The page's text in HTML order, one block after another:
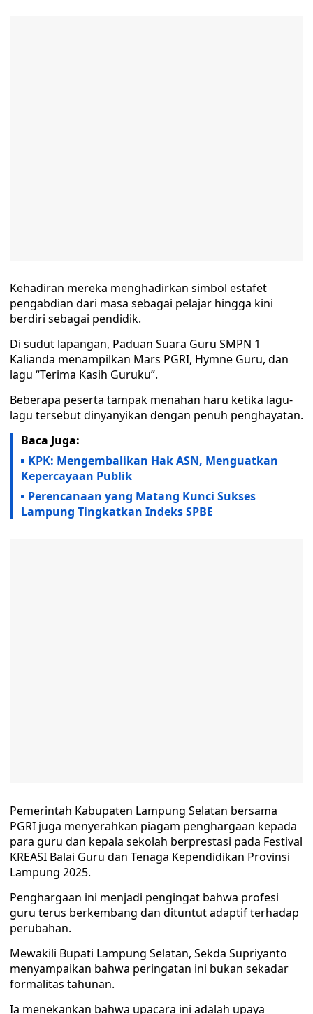
Kehadiran mereka menghadirkan simbol estafet
pengabdian dari masa sebagai pelajar hingga kini
berdiri sebagai pendidik.
Di sudut lapangan, Paduan Suara Guru SMPN 1
Kalianda menampilkan Mars PGRI, Hymne Guru, dan
lagu “Terima Kasih Guruku”.
Beberapa peserta tampak menahan haru ketika lagu-
lagu tersebut dinyanyikan dengan penuh penghayatan.
Baca Juga:
KPK: Mengembalikan Hak ASN, Menguatkan
Kepercayaan Publik
Perencanaan yang Matang Kunci Sukses
Lampung Tingkatkan Indeks SPBE
Pemerintah Kabupaten Lampung Selatan bersama
PGRI juga menyerahkan piagam penghargaan kepada
para guru dan kepala sekolah berprestasi pada Festival
KREASI Balai Guru dan Tenaga Kependidikan Provinsi
Lampung 2025.
Penghargaan ini menjadi pengingat bahwa profesi
guru terus berkembang dan dituntut adaptif terhadap
perubahan.
Mewakili Bupati Lampung Selatan, Sekda Supriyanto
menyampaikan bahwa peringatan ini bukan sekadar
formalitas tahunan.
Ia menekankan bahwa upacara ini adalah upaya